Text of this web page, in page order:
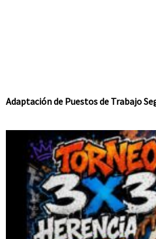
Adaptación de Puestos de Trabajo